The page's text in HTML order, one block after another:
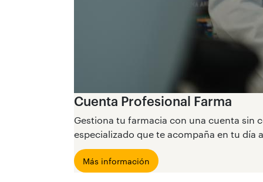
Cuenta Profesional Farma
Gestiona tu farmacia con una cuenta sin
especializado que te acompaña en tu día
Más información